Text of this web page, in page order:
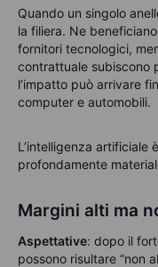
Quando un singolo
la filiera. Ne
fornitori tecnologici,
contrattuale subiscono
l’impatto può arrivare
computer e automobili.
L’intelligenza artificiale
profondamente
Margini alti ma
Aspettative: dopo il
possono risultare “non